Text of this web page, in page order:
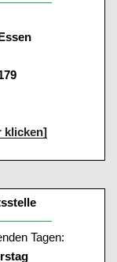
klicken]
Tagen: